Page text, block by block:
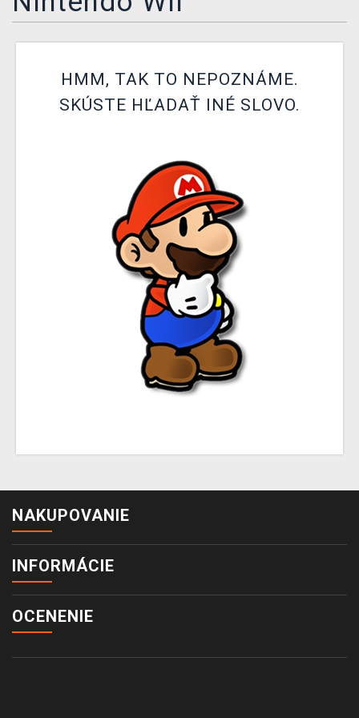
XZONE KLUB
HMM, TAK TO NEPOZNÁME.
SKÚSTE HĽADAŤ INÉ SLOVO.
NAKUPOVANIE
INFORMÁCIE
OCENENIE